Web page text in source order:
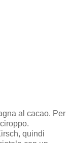
al cacao. Per
quindi